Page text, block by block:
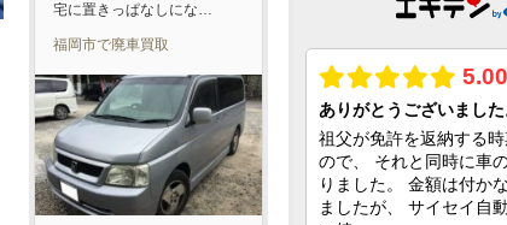
宅に置きっぱなしにな…
福岡市で廃車買取